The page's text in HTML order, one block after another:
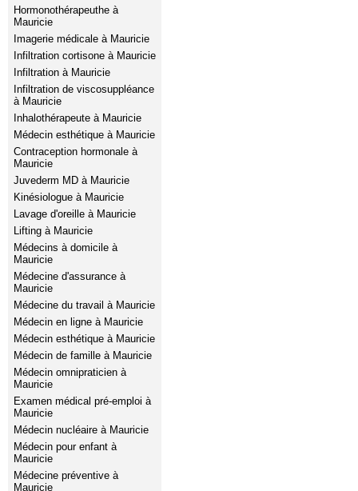
Hormonothérapeuthe à
Mauricie
Imagerie médicale à Mauricie
Infiltration cortisone à Mauricie
Infiltration à Mauricie
Infiltration de viscosuppléance
à Mauricie
Inhalothérapeute à Mauricie
Médecin esthétique à Mauricie
Contraception hormonale à
Mauricie
Juvederm MD à Mauricie
Kinésiologue à Mauricie
Lavage d'oreille à Mauricie
Lifting à Mauricie
Médecins à domicile à
Mauricie
Médecine d'assurance à
Mauricie
Médecine du travail à Mauricie
Médecin en ligne à Mauricie
Médecin esthétique à Mauricie
Médecin de famille à Mauricie
Médecin omnipraticien à
Mauricie
Examen médical pré-emploi à
Mauricie
Médecin nucléaire à Mauricie
Médecin pour enfant à
Mauricie
Médecine préventive à
Mauricie